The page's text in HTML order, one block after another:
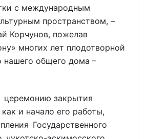
с международным
пространством, –
Корчунов, пожелав
многих лет плодотворной
нашего общего дома –
церемонию закрытия
и начало его работы,
Государственного